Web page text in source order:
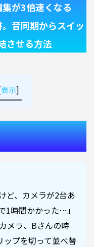
集が3倍速くなる
音同期からスイッ
させる方法
表示]
ど、カメラが2台あ
1時間かかった…」
メラ、Bさんの時
プを切って並べ替